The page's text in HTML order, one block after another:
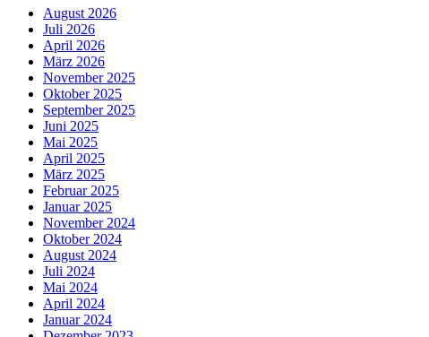
August 2026
Juli 2026
April 2026
März 2026
November 2025
Oktober 2025
September 2025
Juni 2025
Mai 2025
April 2025
März 2025
Februar 2025
Januar 2025
November 2024
Oktober 2024
August 2024
Juli 2024
Mai 2024
April 2024
Januar 2024